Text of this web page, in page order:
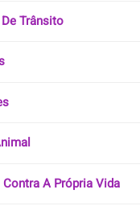
Trânsito
A Própria Vida